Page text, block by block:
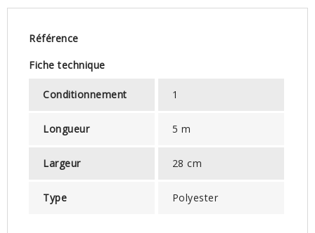
Référence
Fiche technique
Conditionnement 1
Longueur 5 m
Largeur 28 cm
Type Polyester